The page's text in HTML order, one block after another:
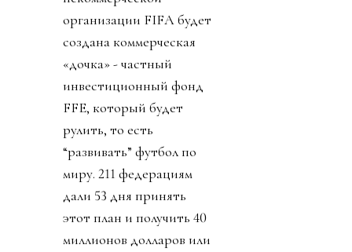
организации FIFA будет
создана коммерческая
«дочка» - частный
инвестиционный фонд
FFE, который будет
рулить, то есть
“развивать” футбол по
миру. 211 федерациям
дали 53 дня принять
этот план и получить 40
миллионов долларов или